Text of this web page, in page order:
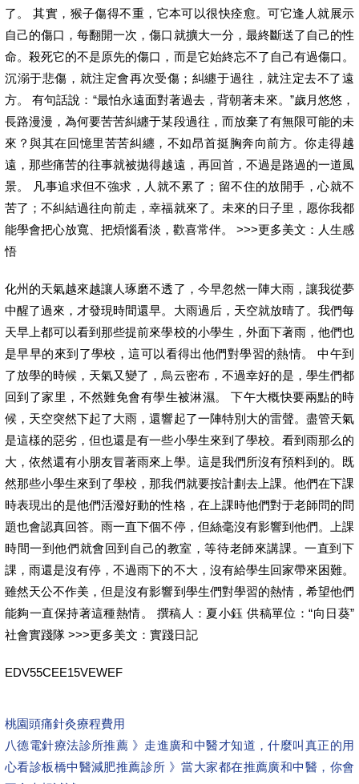
了。 其實，猴子傷得不重，它本可以很快痊愈。可它逢人就展示
自己的傷口，每翻開一次，傷口就擴大一分，最終斷送了自己的性
命。殺死它的不是原先的傷口，而是它始終忘不了自己有過傷口。
沉溺于悲傷，就注定會再次受傷；糾纏于過往，就注定去不了遠
方。 有句話說：“最怕永遠面對著過去，背朝著未來。”歲月悠悠，
長路漫漫，為何要苦苦糾纏于某段過往，而放棄了有無限可能的未
來？與其在回憶里苦苦糾纏，不如昂首挺胸奔向前方。你走得越
遠，那些痛苦的往事就被拋得越遠，再回首，不過是路過的一道風
景。 凡事追求但不強求，人就不累了；留不住的放開手，心就不
苦了；不糾結過往向前走，幸福就來了。未來的日子里，愿你我都
能學會把心放寬、把煩惱看淡，歡喜常伴。 >>>更多美文：人生感
悟
化州的天氣越來越讓人琢磨不透了，今早忽然一陣大雨，讓我從夢
中醒了過來，才發現時間還早。大雨過后，天空就放晴了。我們每
天早上都可以看到那些提前來學校的小學生，外面下著雨，他們也
是早早的來到了學校，這可以看得出他們對學習的熱情。 中午到
了放學的時候，天氣又變了，烏云密布，不過幸好的是，學生們都
回到了家里，不然難免會有學生被淋濕。 下午大概快要兩點的時
候，天空突然下起了大雨，還響起了一陣特別大的雷聲。盡管天氣
是這樣的惡劣，但也還是有一些小學生來到了學校。看到雨那么的
大，依然還有小朋友冒著雨來上學。這是我們所沒有預料到的。既
然那些小學生來到了學校，那我們就要按計劃去上課。他們在下課
時表現出的是他們活潑好動的性格，在上課時他們對于老師問的問
題也會認真回答。雨一直下個不停，但絲毫沒有影響到他們。上課
時間一到他們就會回到自己的教室，等待老師來講課。一直到下
課，雨還是沒有停，不過雨下的不大，沒有給學生回家帶來困難。
雖然天公不作美，但是沒有影響到學生們對學習的熱情，希望他們
能夠一直保持著這種熱情。 撰稿人：夏小鈺 供稿單位：“向日葵”
社會實踐隊 >>>更多美文：實踐日記
EDV55CEE15VEWEF
桃園頭痛針灸療程費用
八德電針療法診所推薦 》走進廣和中醫才知道，什麼叫真正的用
心看診板橋中醫減肥推薦診所 》當大家都在推薦廣和中醫，你會